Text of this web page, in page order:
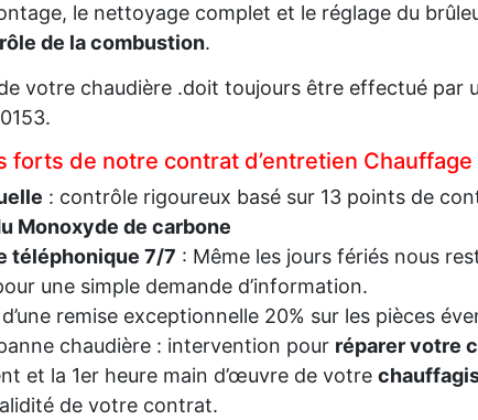
le nettoyage complet et le réglage du
de la combustion.
votre chaudière .doit toujours être effectué par
forts de notre contrat d’entretien Chauffage
: contrôle rigoureux basé sur 13 points de
Monoxyde de carbone
téléphonique 7/7 : Même les jours fériés nous
une simple demande d’information.
remise exceptionnelle 20% sur les pièces
chaudière : intervention pour réparer votre
et la 1er heure main d’œuvre de votre
de votre contrat.